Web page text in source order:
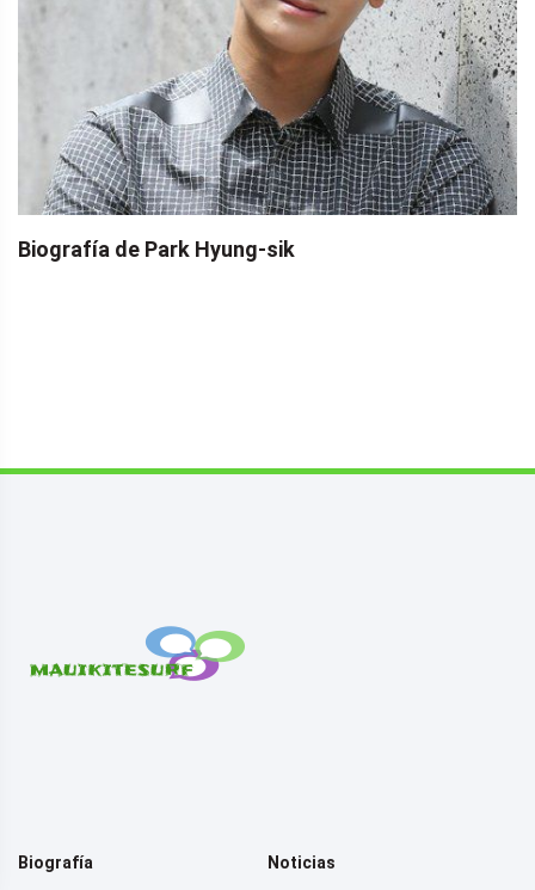
Biografía de Park Hyung-sik
Biografía Noticias